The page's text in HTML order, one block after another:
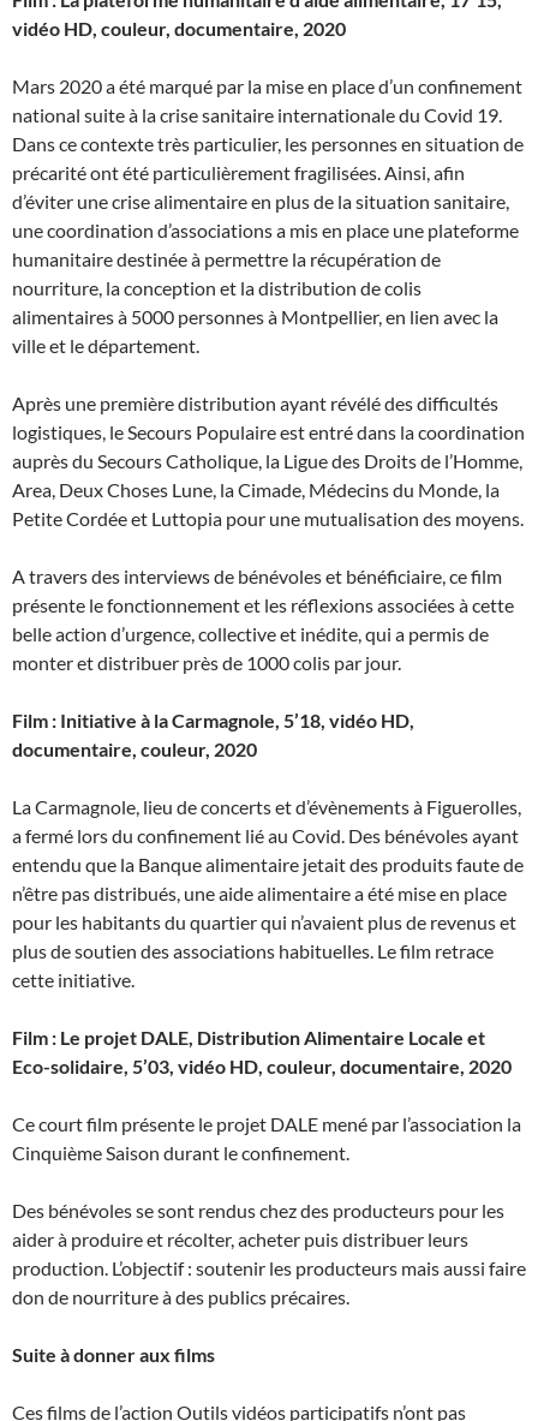
vidéo HD, couleur, documentaire, 2020
Mars 2020 a été marqué par la mise en place d’un confinement
national suite à la crise sanitaire internationale du Covid 19.
Dans ce contexte très particulier, les personnes en situation de
précarité ont été particulièrement fragilisées. Ainsi, afin
d’éviter une crise alimentaire en plus de la situation sanitaire,
une coordination d’associations a mis en place une plateforme
humanitaire destinée à permettre la récupération de
nourriture, la conception et la distribution de colis
alimentaires à 5000 personnes à Montpellier, en lien avec la
ville et le département.
Après une première distribution ayant révélé des difficultés
logistiques, le Secours Populaire est entré dans la coordination
auprès du Secours Catholique, la Ligue des Droits de l’Homme,
Area, Deux Choses Lune, la Cimade, Médecins du Monde, la
Petite Cordée et Luttopia pour une mutualisation des moyens.
A travers des interviews de bénévoles et bénéficiaire, ce film
présente le fonctionnement et les réflexions associées à cette
belle action d’urgence, collective et inédite, qui a permis de
monter et distribuer près de 1000 colis par jour.
Film : Initiative à la Carmagnole, 5’18, vidéo HD,
documentaire, couleur, 2020
La Carmagnole, lieu de concerts et d’évènements à Figuerolles,
a fermé lors du confinement lié au Covid. Des bénévoles ayant
entendu que la Banque alimentaire jetait des produits faute de
n’être pas distribués, une aide alimentaire a été mise en place
pour les habitants du quartier qui n’avaient plus de revenus et
plus de soutien des associations habituelles. Le film retrace
cette initiative.
Film : Le projet DALE, Distribution Alimentaire Locale et
Eco-solidaire, 5’03, vidéo HD, couleur, documentaire, 2020
Ce court film présente le projet DALE mené par l’association la
Cinquième Saison durant le confinement.
Des bénévoles se sont rendus chez des producteurs pour les
aider à produire et récolter, acheter puis distribuer leurs
production. L’objectif : soutenir les producteurs mais aussi faire
don de nourriture à des publics précaires.
Suite à donner aux films
Ces films de l’action Outils vidéos participatifs n’ont pas